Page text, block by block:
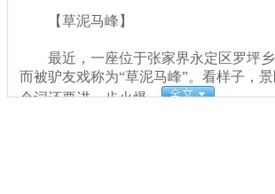
【草泥马峰】
最近，一座位于张家界永定区罗坪乡
而被驴友戏称为“草泥马峰”。看样子，
个词还要进一步火爆。